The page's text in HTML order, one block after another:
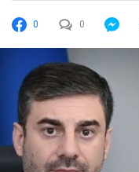
0 0